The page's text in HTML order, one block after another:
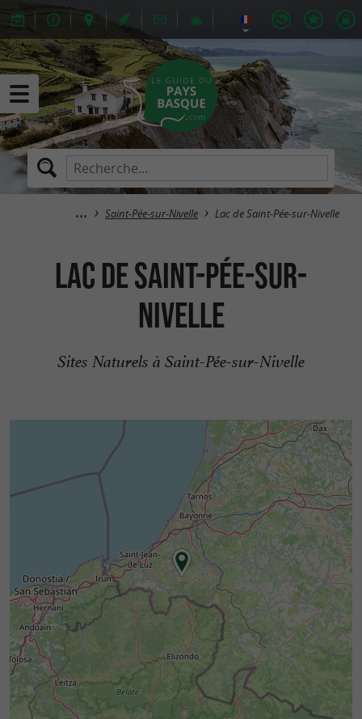
Saint-Pée-sur-Nivelle Lac de Saint-Pée-sur-Nivelle
Lac de Saint-Pée-sur-
Nivelle
Sites Naturels à Saint-Pée-sur-Nivelle